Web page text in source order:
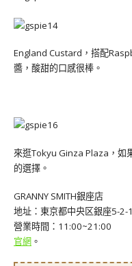
England Custard，搭配
醬，酸甜的口感很棒。
來逛Tokyu Ginza Plaza，如
的選擇。
GRANNY SMITH銀座店
地址：東京都中央区銀座5-2-
營業時間：11:00~21:00
官網 。